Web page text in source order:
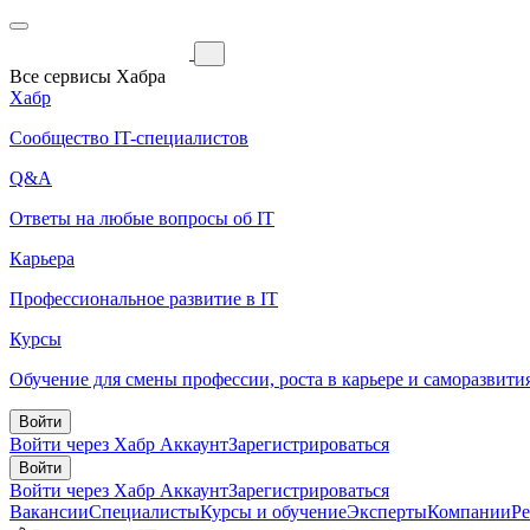
Все сервисы Хабра
Хабр
Сообщество IT-специалистов
Q&A
Ответы на любые вопросы об IT
Карьера
Профессиональное развитие в IT
Курсы
Обучение для смены профессии, роста в карьере и
Войти
Войти через Хабр АккаунтЗарегистрироваться
Войти
Войти через Хабр АккаунтЗарегистрироваться
ВакансииСпециалистыКурсы и обучениеЭкспертыКомпании